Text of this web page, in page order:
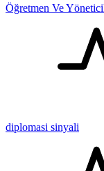
Öğretmen Ve
diplomasi sinyali